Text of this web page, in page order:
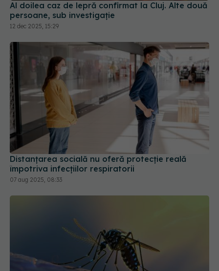
12 dec 2025, 15:29
Distanțarea socială nu oferă protecție reală
împotriva infecțiilor respiratorii
07 aug 2025, 08:33